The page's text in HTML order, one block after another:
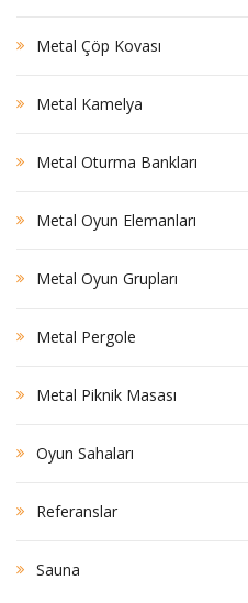
Metal Çöp Kovası
Metal Kamelya
Metal Oturma Bankları
Metal Oyun Elemanları
Metal Oyun Grupları
Metal Pergole
Metal Piknik Masası
Oyun Sahaları
Referanslar
Sauna